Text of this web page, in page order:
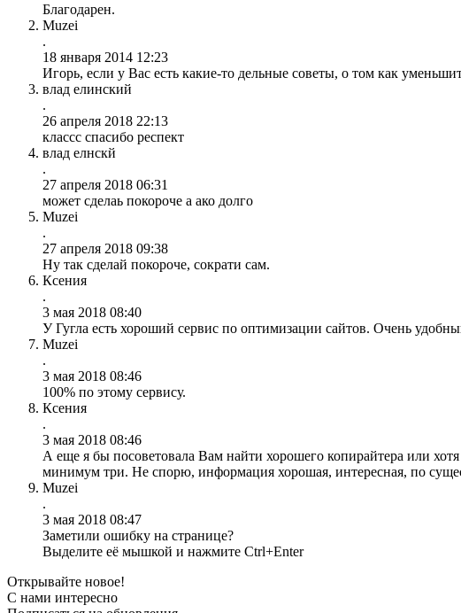
Благодарен.
Muzei
.
18 января 2014 12:23
Игорь, если у Вас есть какие-то дельные советы, о том как
влад елинский
.
26 апреля 2018 22:13
классс спасибо респект
влад елнскй
.
27 апреля 2018 06:31
может сделаь покороче а ако долго
Muzei
.
27 апреля 2018 09:38
Ну так сделай покороче, сократи сам.
Ксения
.
3 мая 2018 08:40
У Гугла есть хороший сервис по оптимизации сайтов. Очень
Muzei
.
3 мая 2018 08:46
100% по этому сервису.
Ксения
.
3 мая 2018 08:46
А еще я бы посоветовала Вам найти хорошего копирайтера или
минимум три. Не спорю, информация хорошая, интересная, по
Muzei
.
3 мая 2018 08:47
Заметили ошибку на странице?
Выделите её мышкой и нажмите Ctrl+Enter
Открывайте новое!
С нами интересно